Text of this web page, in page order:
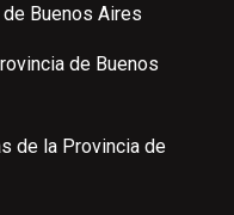
Buenos Aires
de Buenos
de la Provincia de